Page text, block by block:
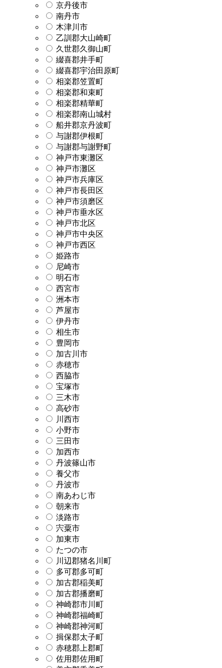
京丹後市
南丹市
木津川市
乙訓郡大山崎町
久世郡久御山町
綴喜郡井手町
綴喜郡宇治田原町
相楽郡笠置町
相楽郡和束町
相楽郡精華町
相楽郡南山城村
船井郡京丹波町
与謝郡伊根町
与謝郡与謝野町
神戸市東灘区
神戸市灘区
神戸市兵庫区
神戸市長田区
神戸市須磨区
神戸市垂水区
神戸市北区
神戸市中央区
神戸市西区
姫路市
尼崎市
明石市
西宮市
洲本市
芦屋市
伊丹市
相生市
豊岡市
加古川市
赤穂市
西脇市
宝塚市
三木市
高砂市
川西市
小野市
三田市
加西市
丹波篠山市
養父市
丹波市
南あわじ市
朝来市
淡路市
宍粟市
加東市
たつの市
川辺郡猪名川町
多可郡多可町
加古郡稲美町
加古郡播磨町
神崎郡市川町
神崎郡福崎町
神崎郡神河町
揖保郡太子町
赤穂郡上郡町
佐用郡佐用町